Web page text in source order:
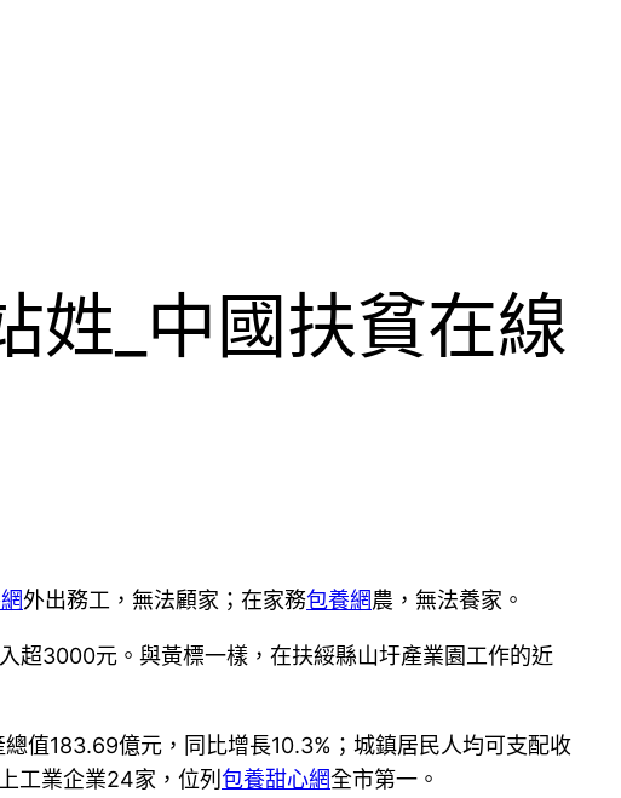
姓_中國扶貧在線
外出務工，無法顧家；在家務包養網農，無法養家。
超3000元。與黃標一樣，在扶綏縣山圩產業園工作的近
值183.69億元，同比增長10.3%；城鎮居民人均可支配收
工業企業24家，位列 包養甜心網全市第一。